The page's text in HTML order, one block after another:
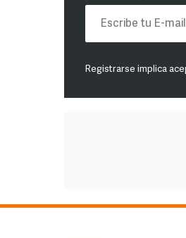
Registrarse implica